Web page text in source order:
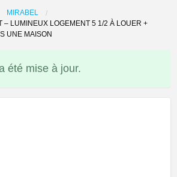
problème
MIRABEL
– LUMINEUX LOGEMENT 5 1/2 À LOUER +
UNE MAISON
été mise à jour.